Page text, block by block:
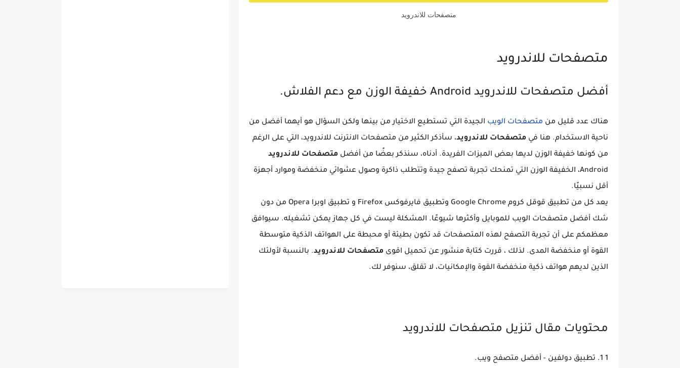
متصفحات للاندرويد
متصفحات للاندرويد
أفضل متصفحات للاندرويد Android خفيفة الوزن مع دعم الفلاش.
هناك عدد قليل من متصفحات الويب الجيدة التي تستطيع الاختيار من بينها ولكن السؤال هو أيهما أفضل من
ناحية الاستخدام. هنا في متصفحات للاندرويد، سأذكر الكثير من متصفحات الانترنت للاندرويد، التي على الرغم
من كونها خفيفة الوزن لديها بعض الميزات الفريدة. أدناه، سنذكر بعضًا من أفضل متصفحات للاندرويد
Android، الخفيفة الوزن التي تمنحك تجربة تصفح جيدة وتتطلب ذاكرة وصول عشوائي منخفضة وموارد أجهزة
أقل نسبيًا.
يعد كل من تطبيق قوقل كروم Google Chrome وتطبيق فايرفوكس Firefox و تطبيق اوبرا Opera من دون
شك أفضل متصفحات الويب للموبايل وأكثرها شيوعًا. المشكلة ليست في كل جهاز يمكن تشغيله. سيوافق
معظمكم على أن تجربة التصفح لهذه المتصفحات قد تكون بطيئة أو محبطة على الهواتف الذكية متوسطة
القوة أو منخفضة المدى. لذلك ، قررت كتابة منشور عن تحميل اقوى متصفحات للاندرويد. بالنسبة لأولئك
الذين لديهم هواتف ذكية منخفضة القوة والإمكانيات، لا تقلق، سنوفر لك.
محتويات مقال تنزيل متصفحات للاندرويد
1 1. تطبيق دولفين - أفضل متصفح ويب.